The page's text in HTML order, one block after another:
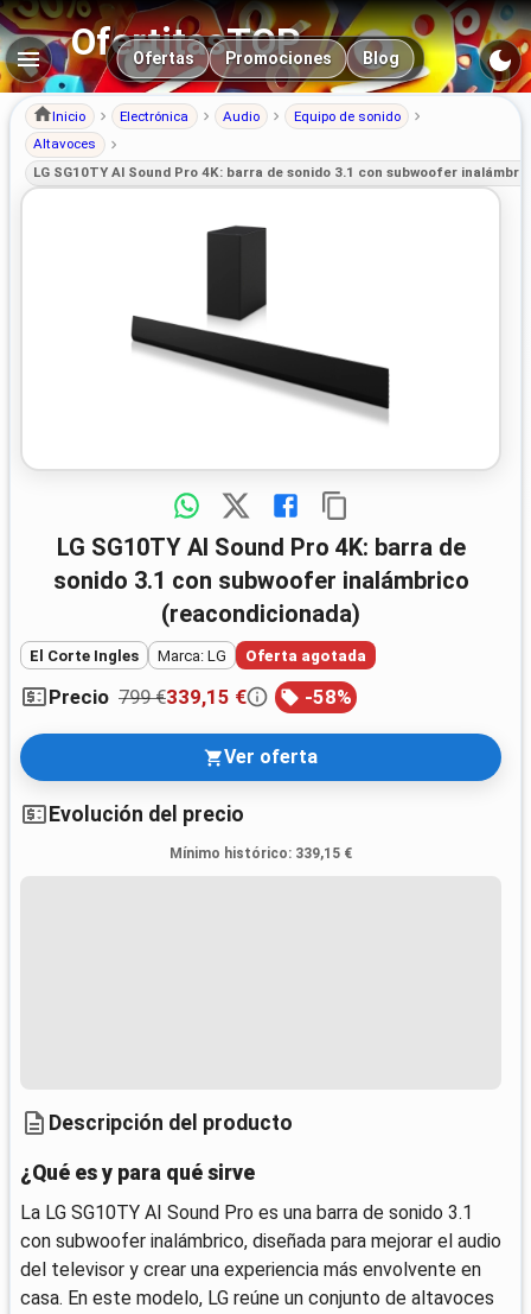
OfertitasTOP
Navegación principal
Ofertas Promociones Blog
Inicio Electrónica Audio
Equipo de sonido
Altavoces
LG SG10TY AI Sound Pro 4K: barra de sonido 3.1 con subwoofer
LG SG10TY AI Sound Pro 4K: barra de
sonido 3.1 con subwoofer inalámbrico
(reacondicionada)
El Corte Ingles Marca: LG Oferta agotada
Precio 799 €339,15 € -58%
Ver oferta
Evolución del precio
Mínimo histórico: 339,15 €
Descripción del producto
¿Qué es y para qué sirve
La LG SG10TY AI Sound Pro es una barra de sonido 3.1
con subwoofer inalámbrico, diseñada para mejorar el audio
del televisor y crear una experiencia más envolvente en
casa. En este modelo, LG reúne un conjunto de altavoces